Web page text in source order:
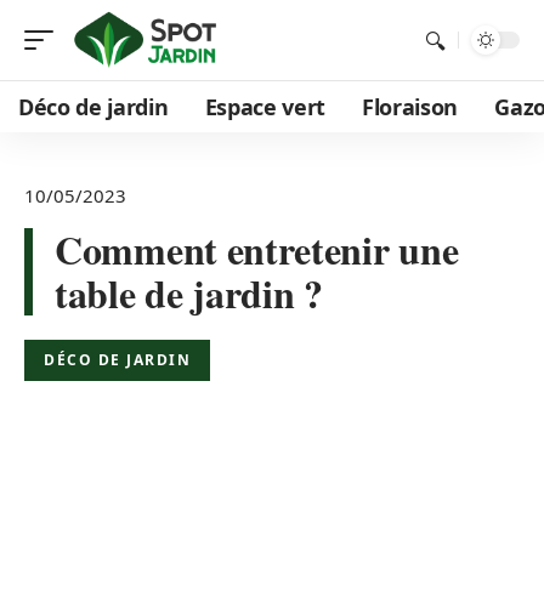
Déco de jardin Espace vert Floraison
10/05/2023
Comment entretenir une
table de jardin ?
DÉCO DE JARDIN